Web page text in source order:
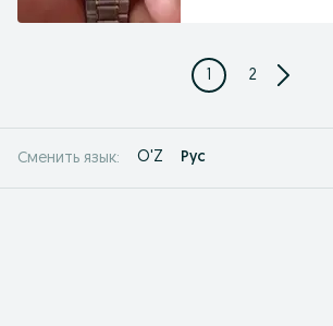
1 2
Сменить язык: O'Z Рус